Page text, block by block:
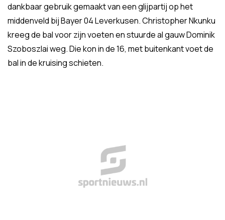
dankbaar gebruik gemaakt van een glijpartij op het
middenveld bij Bayer 04 Leverkusen. Christopher Nkunku
kreeg de bal voor zijn voeten en stuurde al gauw Dominik
Szoboszlai weg. Die kon in de 16, met buitenkant voet de
bal in de kruising schieten.